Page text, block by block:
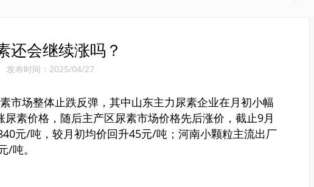
还会继续涨吗？
发布时间：2025/04/27
场整体止跌反弹，其中山东主力尿素企业在月初小幅
素价格，随后主产区尿素市场价格先后涨价，截止9月
元/吨，较月初均价回升45元/吨；河南小颗粒主流出厂
/吨。